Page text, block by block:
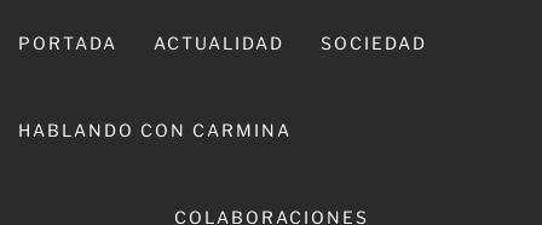
PORTADA ACTUALIDAD SOCIEDAD
HABLANDO CON CARMINA
COLABORACIONES